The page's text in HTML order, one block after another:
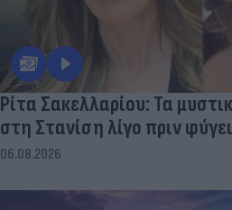
Ρίτα Σακελλαρίου: Τα
στη Στανίση λίγο πριν
06.08.2026